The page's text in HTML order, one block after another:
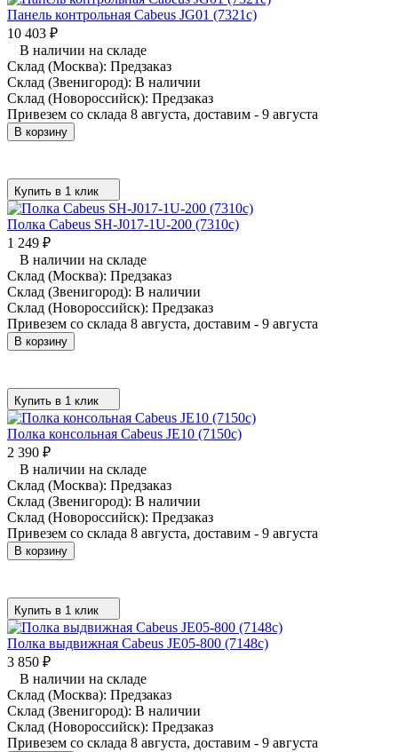
Панель контрольная Cabeus JG01 (7321c)
10 403 ₽
В наличии на складе
Склад (Москва): Предзаказ
Склад (Звенигород): В наличии
Склад (Новороссийск): Предзаказ
Привезем со склада 8 августа, доставим - 9 августа
В корзину
Купить в 1 клик
Полка Cabeus SH-J017-1U-200 (7310c)
1 249 ₽
В наличии на складе
Склад (Москва): Предзаказ
Склад (Звенигород): В наличии
Склад (Новороссийск): Предзаказ
Привезем со склада 8 августа, доставим - 9 августа
В корзину
Купить в 1 клик
Полка консольная Cabeus JE10 (7150c)
2 390 ₽
В наличии на складе
Склад (Москва): Предзаказ
Склад (Звенигород): В наличии
Склад (Новороссийск): Предзаказ
Привезем со склада 8 августа, доставим - 9 августа
В корзину
Купить в 1 клик
Полка выдвижная Cabeus JE05-800 (7148c)
3 850 ₽
В наличии на складе
Склад (Москва): Предзаказ
Склад (Звенигород): В наличии
Склад (Новороссийск): Предзаказ
Привезем со склада 8 августа, доставим - 9 августа